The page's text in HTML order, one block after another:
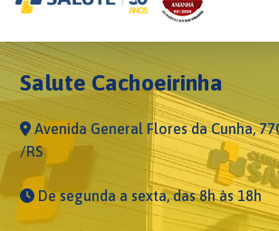
Salute Cachoeirinha
Avenida General Flores da Cunha,
/RS
De segunda a sexta, das 8h às 18h